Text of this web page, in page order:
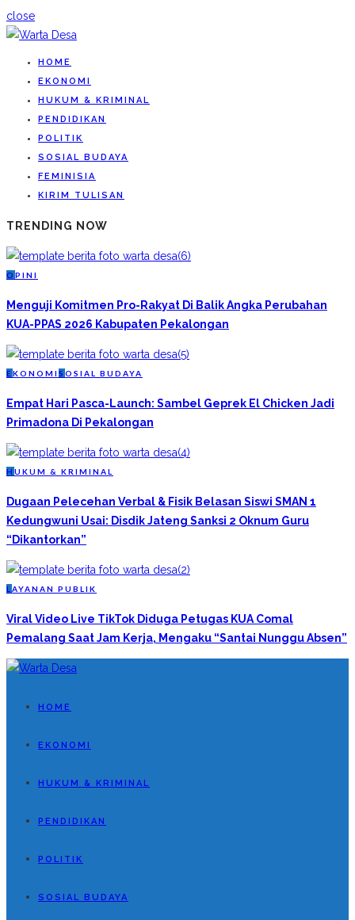
close
HOME
EKONOMI
HUKUM & KRIMINAL
PENDIDIKAN
POLITIK
SOSIAL BUDAYA
FEMINISIA
KIRIM TULISAN
TRENDING NOW
O PINI
Menguji Komitmen Pro-Rakyat Di Balik Angka Perubahan
KUA-PPAS 2026 Kabupaten Pekalongan
EKONOMI S OSIAL BUDAYA
Empat Hari Pasca-Launch: Sambel Geprek El Chicken Jadi
Primadona Di Pekalongan
H UKUM & KRIMINAL
Dugaan Pelecehan Verbal & Fisik Belasan Siswi SMAN 1
Kedungwuni Usai: Disdik Jateng Sanksi 2 Oknum Guru
“Dikantorkan”
L AYANAN PUBLIK
Viral Video Live TikTok Diduga Petugas KUA Comal
Pemalang Saat Jam Kerja, Mengaku “Santai Nunggu Absen”
HOME
EKONOMI
HUKUM & KRIMINAL
PENDIDIKAN
POLITIK
SOSIAL BUDAYA